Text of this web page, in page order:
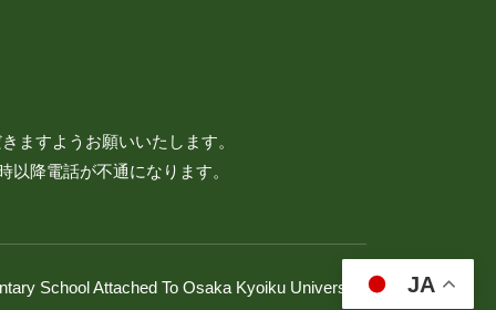
ますようお願いいたします。
降電話が不通になります。
School Attached To Osaka Kyoiku University. JA